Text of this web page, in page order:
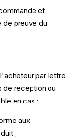
et
de preuve du
par lettre
de réception ou
en cas :
aux
;